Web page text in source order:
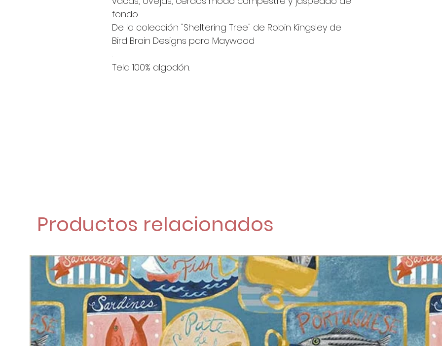
fondo.
De la colección "Sheltering Tree" de Robin Kingsley de
Bird Brain Designs para Maywood
.
Tela 100% algodón.
Productos relacionados